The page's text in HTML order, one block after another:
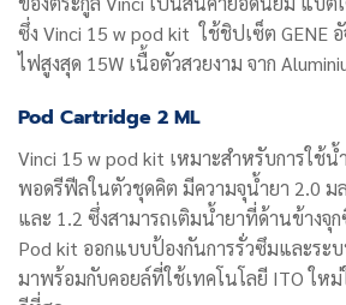
ซึ่ง Vinci 15 w pod kit ใช้ชิปเซ็ต GENE
ไฟสูงสุด 15W เนื้อตัวสวยงาม จาก
Pod Cartridge 2 ML
Vinci 15 w pod kit เหมาะสำหรับการใช้น้
พอดรีฟีลในตัวชุดคิต มีความจุน้ำยา 2.0 ม
และ 1.2 ซึ่งสามารถเติมน้ำยาที่ด้านข้างจุ
Pod kit ออกแบบป้องกันการรั่วซึมและระ
มาพร้อมกับคอยล์ที่ใช้เทคโนโลยี ITO ให